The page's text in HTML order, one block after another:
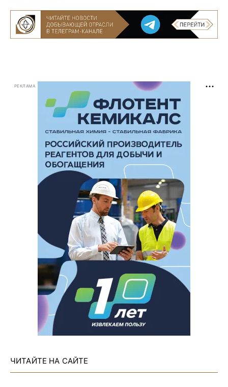
РЕКЛАМА
ЧИТАЙТЕ НА САЙТЕ